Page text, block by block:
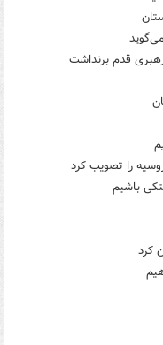
قدم برنداشت
را تصویب کرد
باشیم
کرد